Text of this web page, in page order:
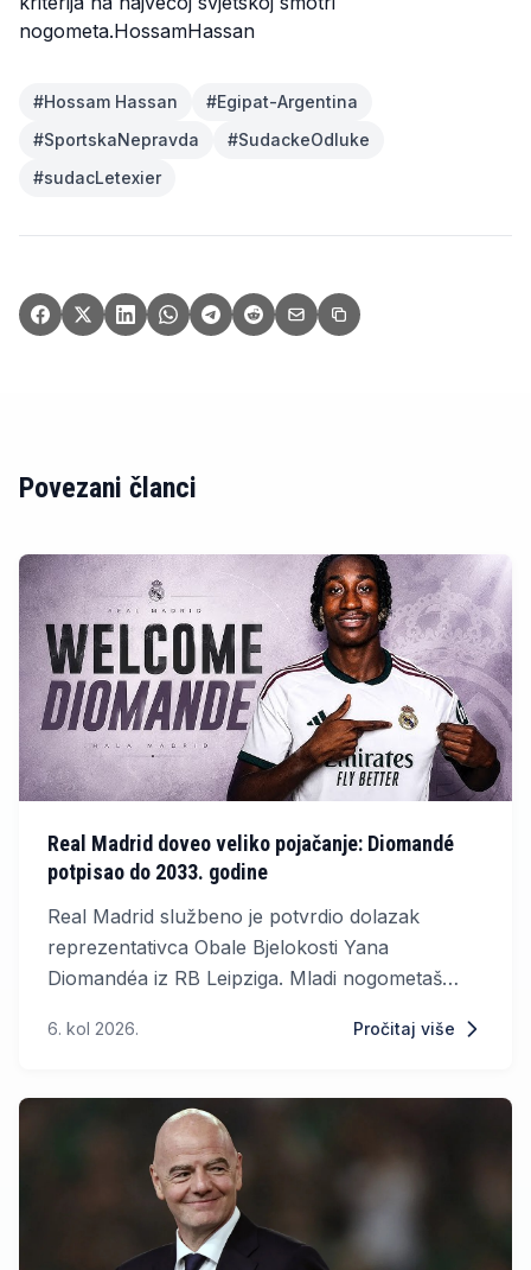
nogometa.HossamHassan
#Hossam Hassan #Egipat-Argentina
#SportskaNepravda #SudackeOdluke
#sudacLetexier
Povezani članci
Real Madrid doveo veliko pojačanje: Diomandé
potpisao do 2033. godine
Real Madrid službeno je potvrdio dolazak
reprezentativca Obale Bjelokosti Yana
Diomandéa iz RB Leipziga. Mladi nogometaš
obvezao na vjernost madridskom klubu do 30.
6. kol 2026. Pročitaj više